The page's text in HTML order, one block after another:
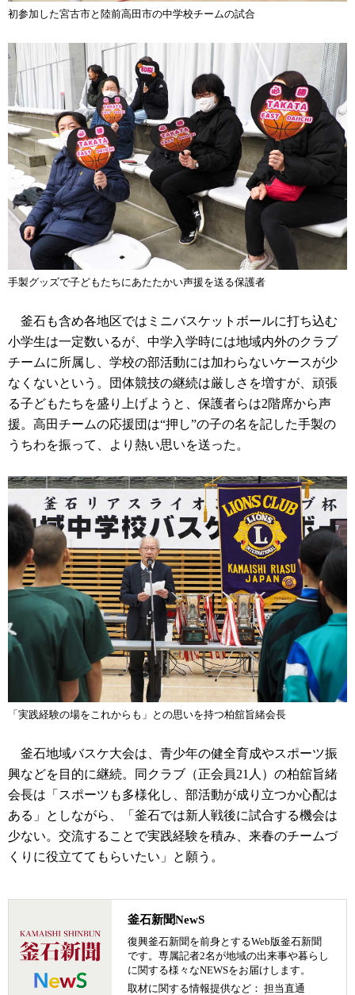
初参加した宮古市と陸前高田市の中学校チームの試合
手製グッズで子どもたちにあたたかい声援を送る保護者
釜石も含め各地区ではミニバスケットボールに打ち込む
小学生は一定数いるが、中学入学時には地域内外のクラブ
チームに所属し、学校の部活動には加わらないケースが少
なくないという。団体競技の継続は厳しさを増すが、頑張
る子どもたちを盛り上げようと、保護者らは2階席から声
援。高田チームの応援団は“押し”の子の名を記した手製の
うちわを振って、より熱い思いを送った。
「実践経験の場をこれからも」との思いを持つ柏舘旨緒会長
釜石地域バスケ大会は、青少年の健全育成やスポーツ振
興などを目的に継続。同クラブ（正会員21人）の柏舘旨緒
会長は「スポーツも多様化し、部活動が成り立つか心配は
ある」としながら、「釜石では新人戦後に試合する機会は
少ない。交流することで実践経験を積み、来春のチームづ
くりに役立ててもらいたい」と願う。
釜石新聞NewS
復興釜石新聞を前身とするWeb版釜石新聞
です。専属記者2名が地域の出来事や暮らし
に関する様々なNEWSをお届けします。
取材に関する情報提供など： 担当直通